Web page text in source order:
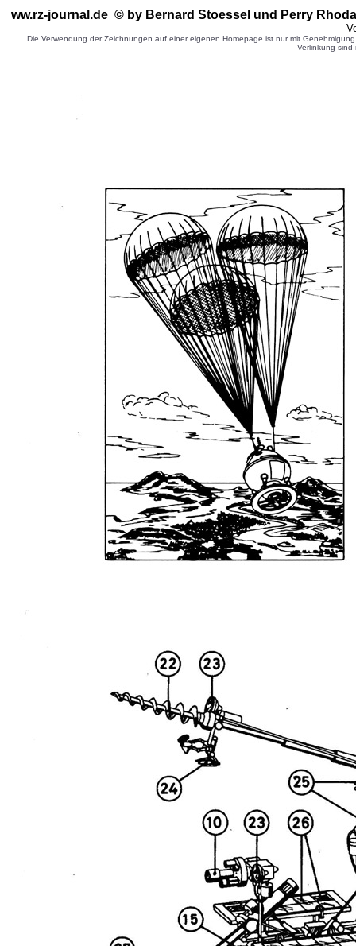
ww.rz-journal.de © by Bernard Stoessel und Perry
Die Verwendung der Zeichnungen auf einer eigenen Homepage ist nur mit
Verlinkung sind